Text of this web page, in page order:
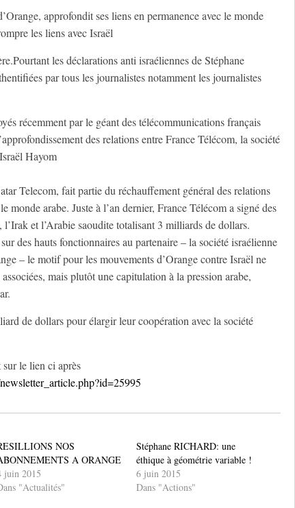
approfondit ses liens en permanence avec le monde
les liens avec Israël
les déclarations anti israéliennes de Stéphane
par tous les journalistes notamment les journalistes
récemment par le géant des télécommunications français
des relations entre France Télécom, la société
Hayom
Telecom, fait partie du réchauffement général des relations
monde arabe. Juste à l’an dernier, France Télécom a signé des
et l’Arabie saoudite totalisant 3 milliards de dollars.
des hauts fonctionnaires au partenaire – la société israélienne
– le motif pour les mouvements d’Orange contre Israël ne
mais plutôt une capitulation à la pression arabe,
de dollars pour élargir leur coopération avec la société
le lien ci après
NOS
A ORANGE
juin 2015
"Actualités"
Stéphane RICHARD: une
éthique à géométrie variable !
6 juin 2015
Dans "Actions"